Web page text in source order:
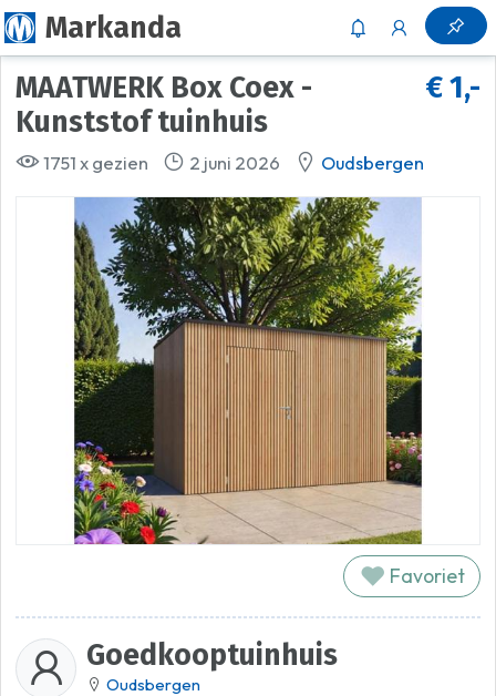
Markanda
€ 1,-
MAATWERK Box Coex -
Kunststof tuinhuis
1751 x gezien 2 juni 2026 Oudsbergen
Favoriet
Goedkooptuinhuis
Oudsbergen